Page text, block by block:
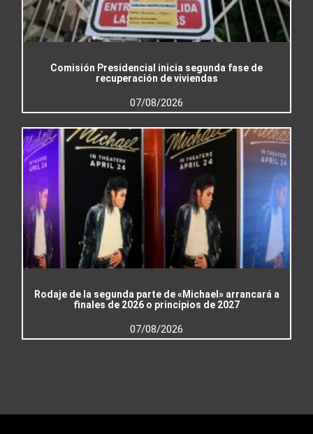
Comisión Presidencial inicia segunda fase de
recuperación de viviendas
07/08/2026
Rodaje de la segunda parte de «Michael» arrancará a
finales de 2026 o principios de 2027
07/08/2026